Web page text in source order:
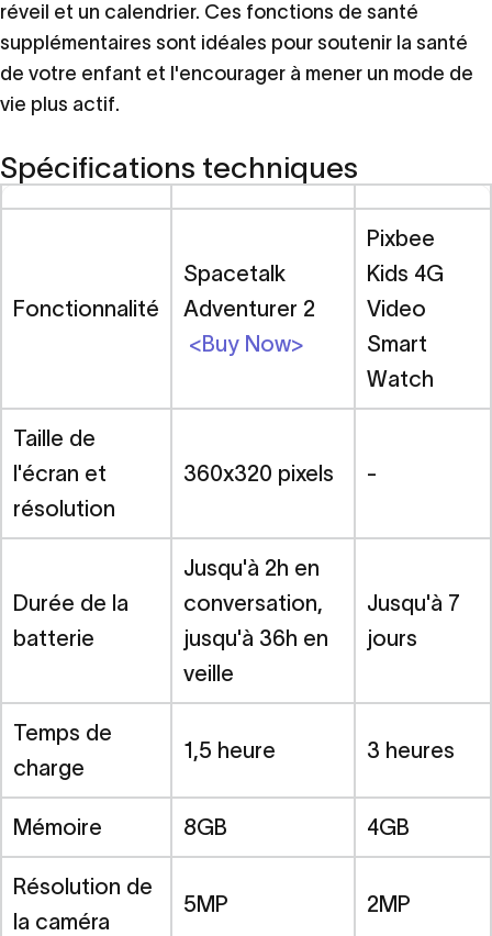
réveil et un calendrier. Ces fonctions de santé
supplémentaires sont idéales pour soutenir la santé
de votre enfant et l'encourager à mener un mode de
vie plus actif.
Spécifications techniques
Fonctionnalité
Spacetalk
Adventurer 2
<Buy Now>
Pixbee
Kids 4G
Video
Smart
Watch
Taille de
l'écran et
résolution
360x320 pixels -
Durée de la
batterie
Jusqu'à 2h en
conversation,
jusqu'à 36h en
veille
Jusqu'à 7
jours
Temps de
charge
1,5 heure 3 heures
Mémoire 8GB 4GB
Résolution de
la caméra
5MP 2MP